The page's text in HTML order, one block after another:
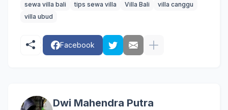
sewa villa bali
tips sewa villa Villa Bali
villa canggu
villa ubud
Facebook
Dwi Mahendra Putra